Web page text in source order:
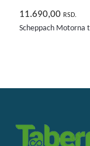
11.690,00 RSD.
Scheppach Motorna